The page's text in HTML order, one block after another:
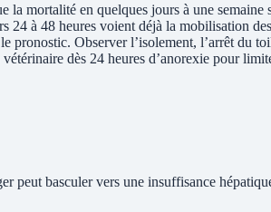
la mortalité en quelques jours à une semaine
24 à 48 heures voient déjà la mobilisation
pronostic. Observer l’isolement, l’arrêt du
dès 24 heures d’anorexie pour
peut basculer vers une insuffisance